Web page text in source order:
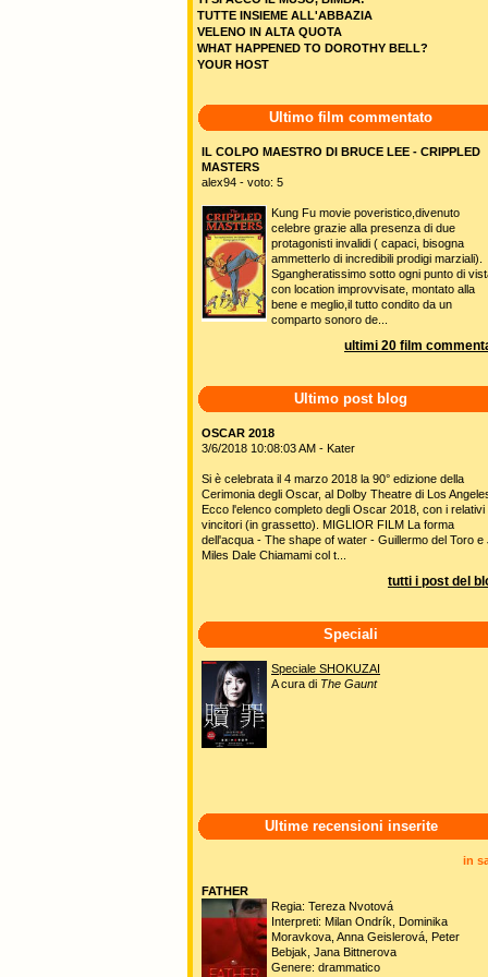
TUTTE INSIEME ALL'ABBAZIA
VELENO IN ALTA QUOTA
WHAT HAPPENED TO DOROTHY BELL?
YOUR HOST
Ultimo film commentato
IL COLPO MAESTRO DI BRUCE LEE - CRIPPLED
MASTERS
alex94 - voto: 5
Kung Fu movie poveristico,divenuto
celebre grazie alla presenza di due
protagonisti invalidi ( capaci, bisogna
ammetterlo di incredibili prodigi marziali).
Sgangheratissimo sotto ogni punto di
con location improvvisate, montato alla
bene e meglio,il tutto condito da un
comparto sonoro de...
ultimi 20 film
Ultimo post blog
OSCAR 2018
3/6/2018 10:08:03 AM - Kater
Si è celebrata il 4 marzo 2018 la 90° edizione della
Cerimonia degli Oscar, al Dolby Theatre di Los
Ecco l'elenco completo degli Oscar 2018, con i relativi
vincitori (in grassetto). MIGLIOR FILM La forma
dell'acqua - The shape of water - Guillermo del Toro e
Miles Dale Chiamami col t...
tutti i post del
Speciali
Speciale SHOKUZAI
A cura di The Gaunt
Ultime recensioni inserite
in
FATHER
Regia: Tereza Nvotová
Interpreti: Milan Ondrík, Dominika
Moravkova, Anna Geislerová, Peter
Bebjak, Jana Bittnerova
Genere: drammatico